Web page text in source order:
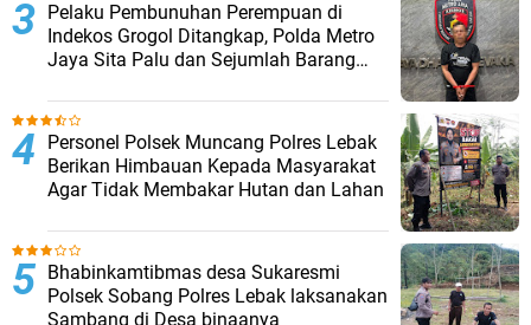
Pelaku Pembunuhan Perempuan di
Indekos Grogol Ditangkap, Polda Metro
Jaya Sita Palu dan Sejumlah Barang
Personel Polsek Muncang Polres Lebak
Berikan Himbauan Kepada Masyarakat
Agar Tidak Membakar Hutan dan Lahan
Bhabinkamtibmas desa Sukaresmi
Polsek Sobang Polres Lebak laksanakan
Sambang di Desa binaanya